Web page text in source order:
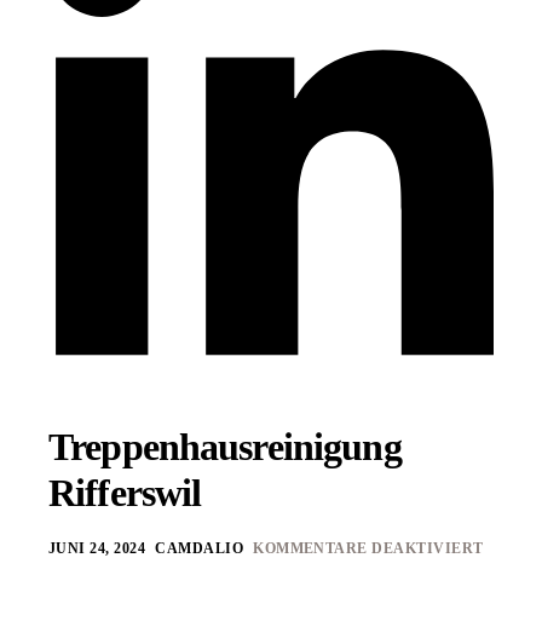
Treppenhausreinigung
Rifferswil
JUNI 24, 2024 CAMDALIO KOMMENTARE DEAKTIVIERT